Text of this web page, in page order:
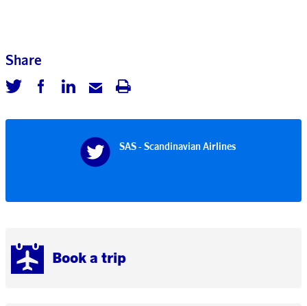
Book a trip
Share
SAS - Scandinavian Airlines